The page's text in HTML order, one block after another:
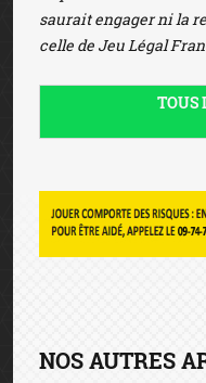
saurait engager ni la
celle de Jeu Légal
TOUS
NOS AUTRES